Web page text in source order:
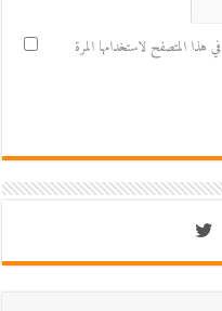
هذا المتصفح لاستخدامها المرة